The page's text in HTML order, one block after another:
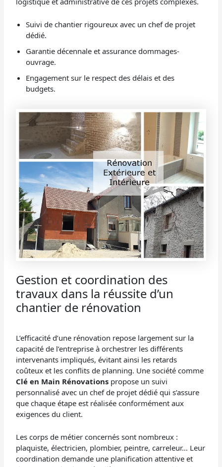
Suivi de chantier rigoureux avec un chef de projet
dédié.
Garantie décennale et assurance dommages-
ouvrage.
Engagement sur le respect des délais et des
budgets.
Gestion et coordination des
travaux dans la réussite d’un
chantier de rénovation
L’efficacité d’une rénovation repose largement sur la
capacité de l’entreprise à orchestrer les différents
intervenants impliqués, évitant ainsi les retards
coûteux et les conflits de planning. Une société comme
Clé en Main Rénovations propose un suivi
personnalisé avec un chef de projet dédié qui s’assure
que chaque étape est réalisée conformément aux
exigences du client.
Les corps de métier concernés sont nombreux :
plaquiste, électricien, plombier, peintre, carreleur… Leur
coordination demande une planification attentive et